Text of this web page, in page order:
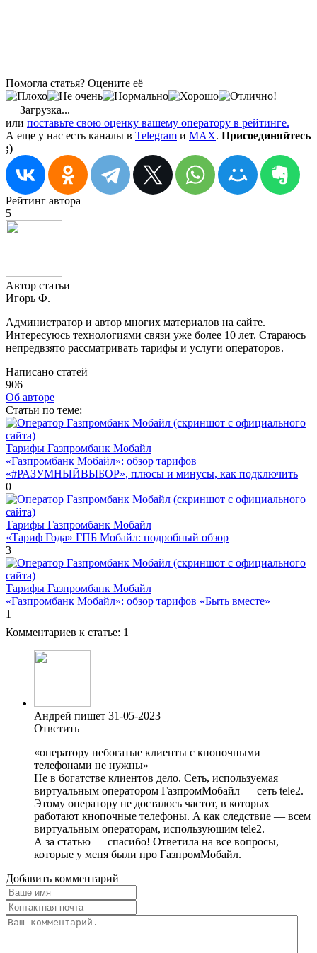
Помогла статья? Оцените её
Загрузка...
или поставьте свою оценку вашему оператору в рейтинге.
А еще у нас есть каналы в Telegram и MAX. Присоединяйтесь
;)
Рейтинг автора
5
Автор статьи
Игорь Ф.
Администратор и автор многих материалов на сайте.
Интересуюсь технологиями связи уже более 10 лет. Стараюсь
непредвзято рассматривать тарифы и услуги операторов.
Написано статей
906
Об авторе
Cтатьи по теме:
Тарифы Газпромбанк Мобайл
«Газпромбанк Мобайл»: обзор тарифов
«#РАЗУМНЫЙВЫБОР», плюсы и минусы, как подключить
0
Тарифы Газпромбанк Мобайл
«Тариф Года» ГПБ Мобайл: подробный обзор
3
Тарифы Газпромбанк Мобайл
«Газпромбанк Мобайл»: обзор тарифов «Быть вместе»
1
Комментариев к статье: 1
Андрей пишет 31-05-2023
Ответить
«оператору небогатые клиенты с кнопочными
телефонами не нужны»
Не в богатстве клиентов дело. Сеть, используемая
виртуальным оператором ГазпромМобайл — сеть tele2.
Этому оператору не досталось частот, в которых
работают кнопочные телефоны. А как следствие — всем
виртуальным операторам, использующим tele2.
А за статью — спасибо! Ответила на все вопросы,
которые у меня были про ГазпромМобайл.
Добавить комментарий